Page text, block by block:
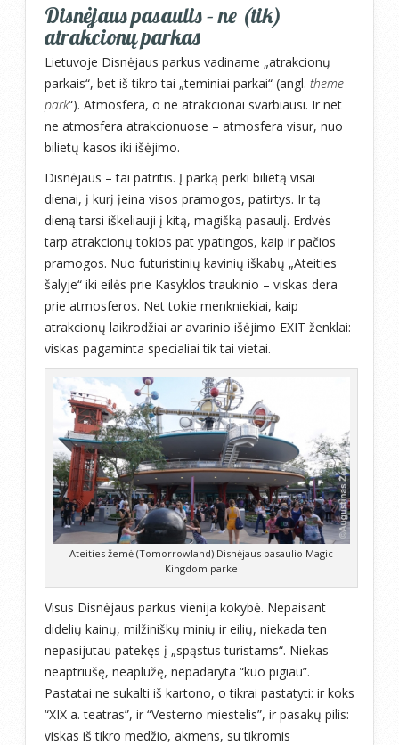
Disnėjaus pasaulis – ne (tik)
atrakcionų parkas
Lietuvoje Disnėjaus parkus vadiname „atrakcionų
parkais“, bet iš tikro tai „teminiai parkai“ (angl. theme
park“). Atmosfera, o ne atrakcionai svarbiausi. Ir net
ne atmosfera atrakcionuose – atmosfera visur, nuo
bilietų kasos iki išėjimo.
Disnėjaus – tai patritis. Į parką perki bilietą visai
dienai, į kurį įeina visos pramogos, patirtys. Ir tą
dieną tarsi iškeliauji į kitą, magišką pasaulį. Erdvės
tarp atrakcionų tokios pat ypatingos, kaip ir pačios
pramogos. Nuo futuristinių kavinių iškabų „Ateities
šalyje“ iki eilės prie Kasyklos traukinio – viskas dera
prie atmosferos. Net tokie menkniekiai, kaip
atrakcionų laikrodžiai ar avarinio išėjimo EXIT ženklai:
viskas pagaminta specialiai tik tai vietai.
Ateities žemė (Tomorrowland) Disnėjaus pasaulio Magic
Kingdom parke
Visus Disnėjaus parkus vienija kokybė. Nepaisant
didelių kainų, milžiniškų minių ir eilių, niekada ten
nepasijutau patekęs į „spąstus turistams“. Niekas
neaptriušę, neaplūžę, nepadaryta “kuo pigiau”.
Pastatai ne sukalti iš kartono, o tikrai pastatyti: ir koks
“XIX a. teatras”, ir “Vesterno miestelis”, ir pasakų pilis:
viskas iš tikro medžio, akmens, su tikromis